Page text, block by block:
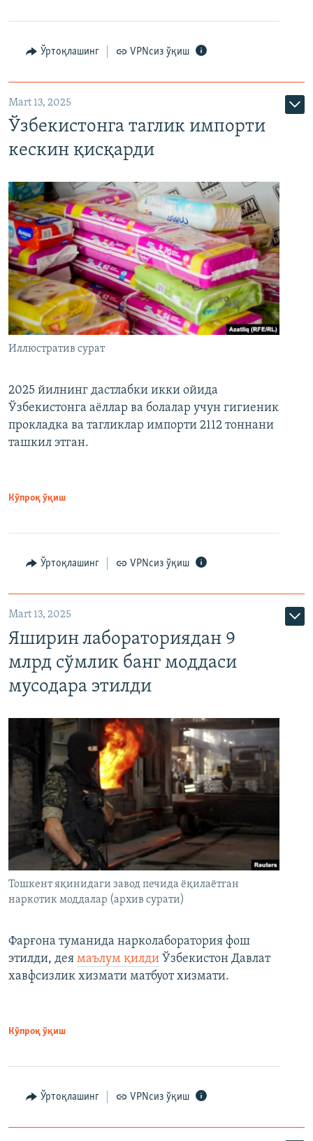
Ўртоқлашинг VPNсиз ўқиш
Mart 13, 2025
Ўзбекистонга таглик импорти
кескин қисқарди
Иллюстратив сурат
2025 йилнинг дастлабки икки ойида
Ўзбекистонга аёллар ва болалар учун гигиеник
прокладка ва тагликлар импорти 2112 тоннани
ташкил этган.
Кўпроқ ўқиш
Ўртоқлашинг VPNсиз ўқиш
Mart 13, 2025
Яширин лабораториядан 9
млрд сўмлик банг моддаси
мусодара этилди
Тошкент яқинидаги завод печида ёқилаётган
наркотик моддалар (архив сурати)
Фарғона туманида нарколаборатория фош
этилди, дея маълум қилди Ўзбекистон Давлат
хавфсизлик хизмати матбуот хизмати.
Кўпроқ ўқиш
Ўртоқлашинг VPNсиз ўқиш